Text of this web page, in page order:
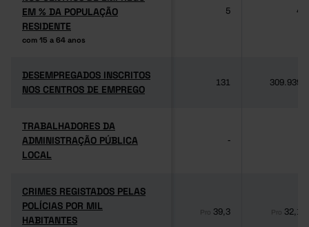
EM % DA POPULAÇÃO
RESIDENTE
com 15 a 64 anos
EM % DA POPULAÇÃO
RESIDENTE
com 15 a 64 anos
5 4
DESEMPREGADOS INSCRITOS
NOS CENTROS DE EMPREGO
DESEMPREGADOS INSCRITOS
NOS CENTROS DE EMPREGO
131 309.939
TRABALHADORES DA
ADMINISTRAÇÃO PÚBLICA
LOCAL
TRABALHADORES DA
ADMINISTRAÇÃO PÚBLICA
LOCAL
-
CRIMES REGISTADOS PELAS
POLÍCIAS POR MIL
HABITANTES
CRIMES REGISTADOS PELAS
POLÍCIAS POR MIL
HABITANTES
Pro 39,3 Pro 32,1